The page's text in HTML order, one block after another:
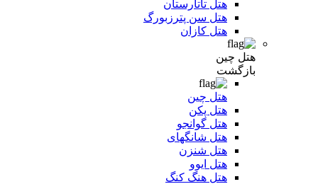
هتل تاتارستان
هتل سن پترزبورگ
هتل کازان
هتل چین
بازگشت
هتل چین
هتل پکن
هتل گوانجو
هتل شانگهای
هتل شنزن
هتل ایوو
هتل هنگ کنگ